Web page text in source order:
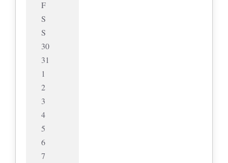
F
S
S
30
31
1
2
3
4
5
6
7